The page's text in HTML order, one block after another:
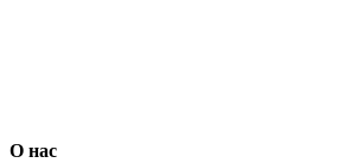
О нас